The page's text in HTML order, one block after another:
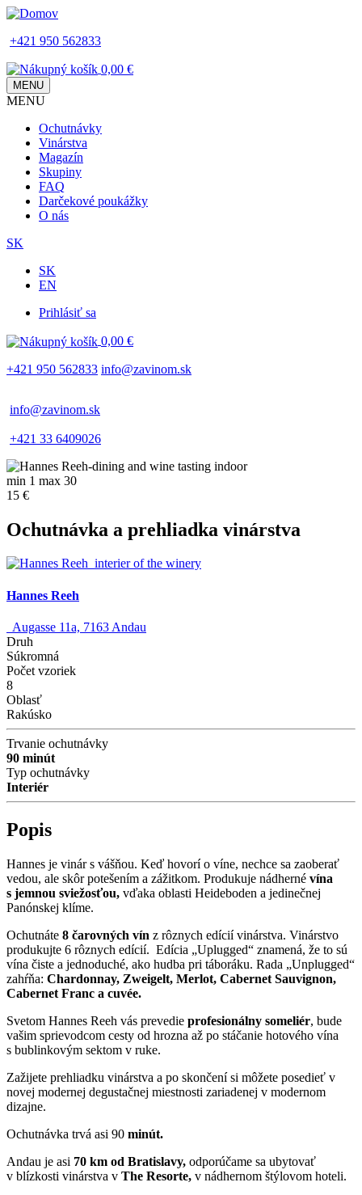
Skip
main
+421 950 562833
0,00 €
MENU
navigation
MENU
Ochutnávky
Vinárstva
Magazín
Skupiny
FAQ
Darčekové poukážky
O nás
SK
SK
EN
menu
Prihlásiť sa
0,00 €
+421 950 562833 info@zavinom.sk
info@zavinom.sk
+421 33 6409026
min 1 max 30
15 €
Ochutnávka a prehliadka vinárstva
Hannes Reeh
Augasse 11a, 7163 Andau
Druh
Súkromná
Počet vzoriek
8
Oblasť
Rakúsko
Trvanie ochutnávky
90 minút
Typ ochutnávky
Interiér
Popis
Hannes je vinár s vášňou. Keď hovorí o víne, nechce sa zaoberať
vedou, ale skôr potešením a zážitkom. Produkuje nádherné vína
s jemnou sviežosťou, vďaka oblasti Heideboden a jedinečnej
Panónskej klíme.
Ochutnáte 8 čarovných vín z rôznych edícií vinárstva. Vinárstvo
produkujte 6 rôznych edícií. Edícia „Uplugged“ znamená, že to sú
vína čiste a jednoduché, ako hudba pri táboráku. Rada „Unplugged“
zahŕňa: Chardonnay, Zweigelt, Merlot, Cabernet Sauvignon,
Cabernet Franc a cuvée.
Svetom Hannes Reeh vás prevedie profesionálny someliér, bude
vašim sprievodcom cesty od hrozna až po stáčanie hotového vína
s bublinkovým sektom v ruke.
Zažijete prehliadku vinárstva a po skončení si môžete posedieť v
novej modernej degustačnej miestnosti zariadenej v modernom
dizajne.
Ochutnávka trvá asi 90 minút.
Andau je asi 70 km od Bratislavy, odporúčame sa ubytovať
v blízkosti vinárstva v The Resorte, v nádhernom štýlovom hoteli.